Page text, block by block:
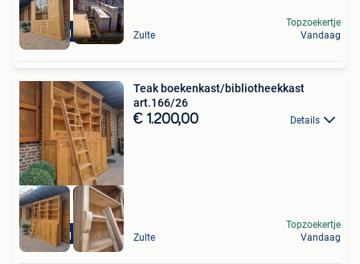
Levering mogelijk Zulte
Topzoekertje
Vandaag
Levering mogelijk
Teak boekenkast/bibliotheekkast
art.166/26
€ 1.200,00 Details
Zulte
Topzoekertje
Vandaag